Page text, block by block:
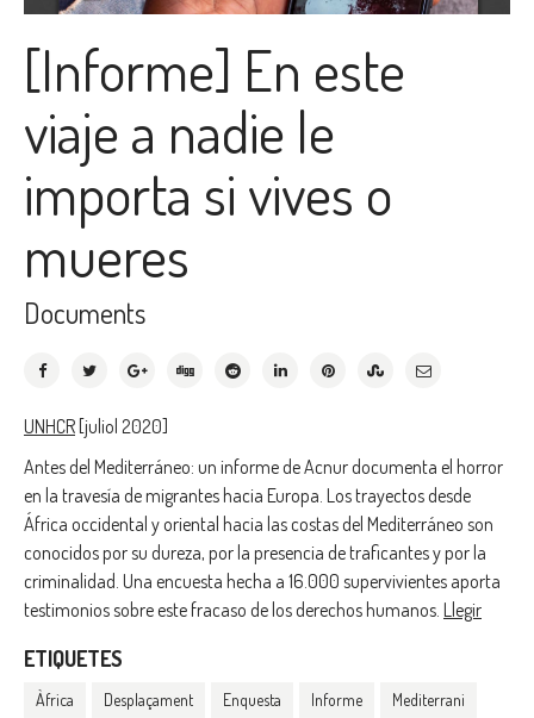
[Informe] En este
viaje a nadie le
importa si vives o
mueres
Documents
UNHCR [juliol 2020]
Antes del Mediterráneo: un informe de Acnur documenta el horror
en la travesía de migrantes hacia Europa. Los trayectos desde
África occidental y oriental hacia las costas del Mediterráneo son
conocidos por su dureza, por la presencia de traficantes y por la
criminalidad. Una encuesta hecha a 16.000 supervivientes aporta
testimonios sobre este fracaso de los derechos humanos. Llegir
ETIQUETES
Àfrica Desplaçament Enquesta Informe Mediterrani